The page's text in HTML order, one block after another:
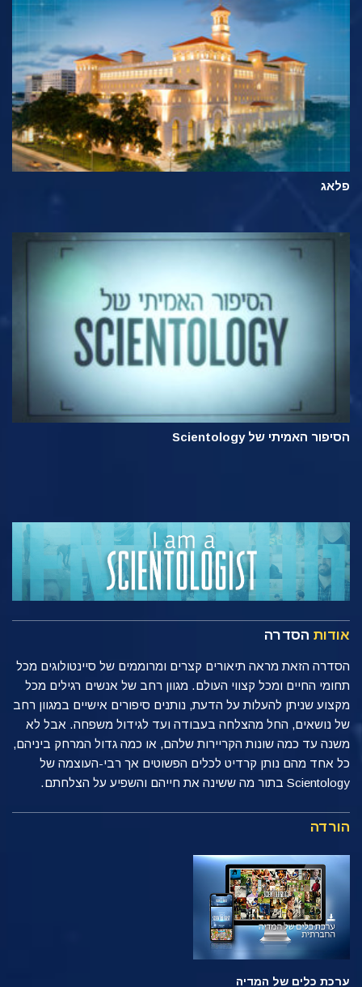
פלאג
הסיפור האמיתי של Scientology
אודות הסדרה
הסדרה הזאת מראה תיאורים קצרים ומרוממים של סיינטולוגים מכל
תחומי החיים ומכל קצווי העולם. מגוון רחב של אנשים רגילים מכל
מקצוע שניתן להעלות על הדעת, נותנים סיפורים אישיים במגוון רחב
של נושאים, החל מהצלחה בעבודה ועד לגידול משפחה. אבל לא
משנה עד כמה שונות הקריירות שלהם, או כמה גדול המרחק ביניהם,
כל אחד מהם נותן קרדיט לכלים הפשוטים אך רבי-העוצמה של
Scientology בתור מה ששינה את חייהם והשפיע על הצלחתם.
הורדה
ערכת כלים של המדיה